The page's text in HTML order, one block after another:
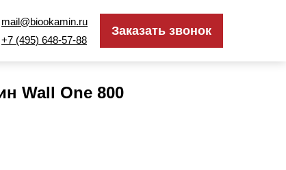
Заказать звонок
+7 (495) 648-57-88
mail@biookamin.ru
Заказать звонок
+7 (495) 648-57-88
mail@biookamin.ru
Wall One 800